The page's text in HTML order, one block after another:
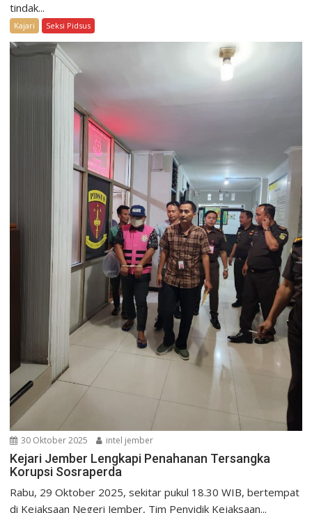
tindak...
Kajari Seksi Pidsus
30 Oktober 2025 intel jember
Kejari Jember Lengkapi Penahanan Tersangka
Korupsi Sosraperda
Rabu, 29 Oktober 2025, sekitar pukul 18.30 WIB, bertempat
di Kejaksaan Negeri Jember, Tim Penyidik Kejaksaan...